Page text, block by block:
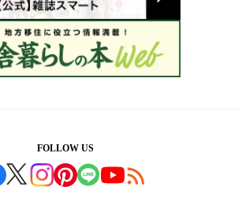
FOLLOW US